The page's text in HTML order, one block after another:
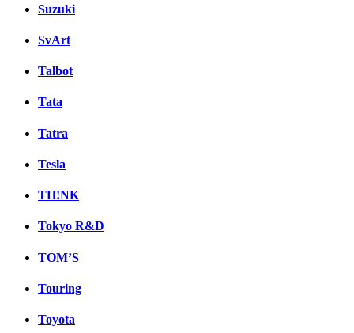
Suzuki
SvArt
Talbot
Tata
Tatra
Tesla
TH!NK
Tokyo R&D
TOM’S
Touring
Toyota